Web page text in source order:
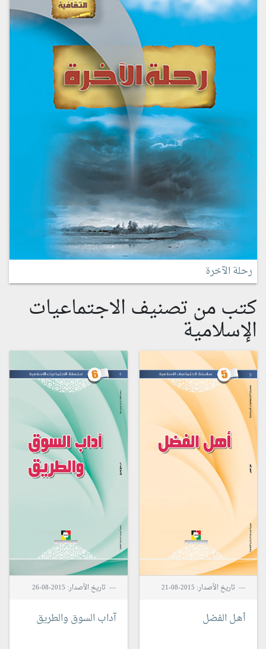
رحلة الآخرة
كتب من تصنيف الاجتماعيات
الإسلامية
تاريخ الأصدار: 2015-08-21
أهـل الفضل
تاريخ الأصدار: 2015-08-26
آداب السوق والطريق